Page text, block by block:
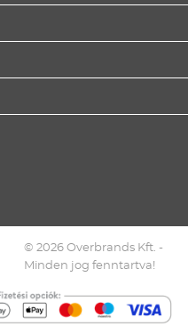
© 2026 Overbrands Kft. -
Minden jog fenntartva!